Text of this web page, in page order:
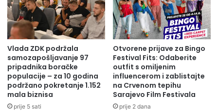
Press služba ZDK
Vlada ZDK podržala
samozapošljavanje 97
pripadnika boračke
populacije – za 10 godina
podržano pokretanje 1.152
mala biznisa
prije 5 sati
Otvorene prijave za Bingo
Festival Fits: Odaberite
outfit s omiljenim
influencerom i zablistajte
na Crvenom tepihu
Sarajevo Film Festivala
prije 2 dana